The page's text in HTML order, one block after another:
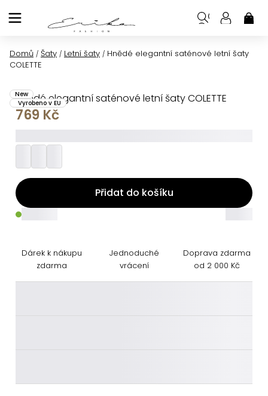
na
Domů / Šaty / Letní šaty / Hnědé elegantní saténové letní šaty
COLETTE
Hnědé elegantní saténové letní šaty COLETTE
New
Vyrobeno v EU
769 Kč
Přidat do košíku
Dárek k nákupu
zdarma
Jednoduché
vrácení
Doprava zdarma
od 2 000 Kč